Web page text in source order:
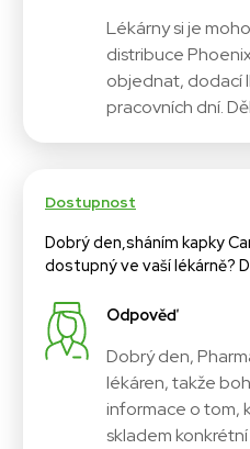
Lékárny si je
distribuce
objednat, dodací
pracovních dní.
Dostupnost
Dobrý den,sháním kapky
dostupný ve vaší lékárně?
Odpověď
Dobrý den,
lékáren, takže
informace o tom,
skladem